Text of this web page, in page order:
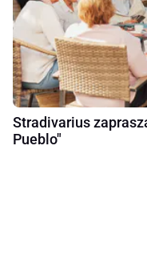
Stradivarius
Pueblo"